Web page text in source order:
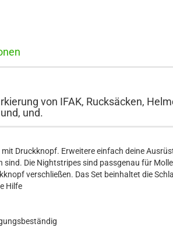
von IFAK, Rucksäcken,
und.
Druckknopf. Erweitere einfach deine
sind. Die Nightstripes sind passgenau für
verschließen. Das Set beinhaltet die
Hilfe